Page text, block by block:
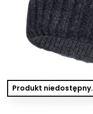
Produkt niedostępny.